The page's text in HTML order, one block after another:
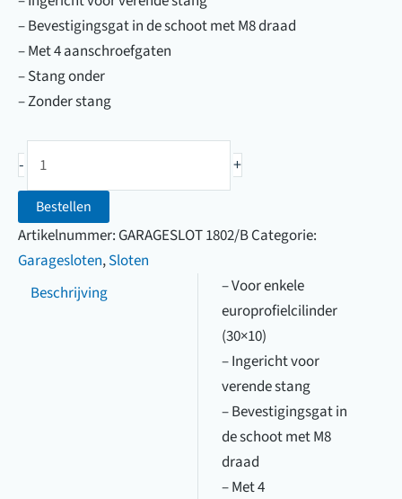
– Bevestigingsgat in de schoot met M8 draad
– Met 4 aanschroefgaten
– Stang onder
– Zonder stang
-
Nemef
1802/B
aantal
+
Bestellen
Artikelnummer: GARAGESLOT 1802/BCategorie:
Garagesloten,Sloten
Beschrijving
– Voor enkele
europrofielcilinder
(30×10)
– Ingericht voor
verende stang
– Bevestigingsgat in
de schoot met M8
draad
– Met 4